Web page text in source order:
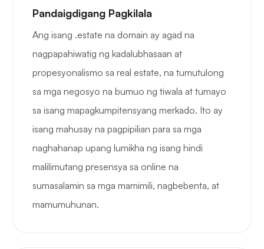
Pandaigdigang Pagkilala
Ang isang .estate na domain ay agad na
nagpapahiwatig ng kadalubhasaan at
propesyonalismo sa real estate, na tumutulong
sa mga negosyo na bumuo ng tiwala at tumayo
sa isang mapagkumpitensyang merkado. Ito ay
isang mahusay na pagpipilian para sa mga
naghahanap upang lumikha ng isang hindi
malilimutang presensya sa online na
sumasalamin sa mga mamimili, nagbebenta, at
mamumuhunan.